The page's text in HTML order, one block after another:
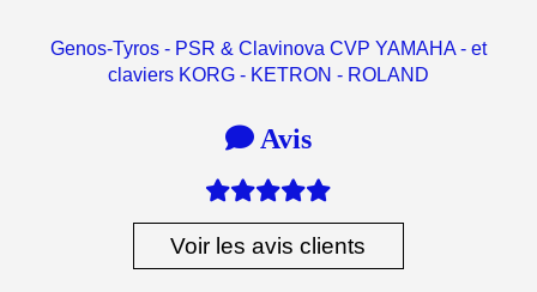
Genos-Tyros - PSR & Clavinova CVP YAMAHA - et
claviers KORG - KETRON - ROLAND
Avis

Voir les avis clients